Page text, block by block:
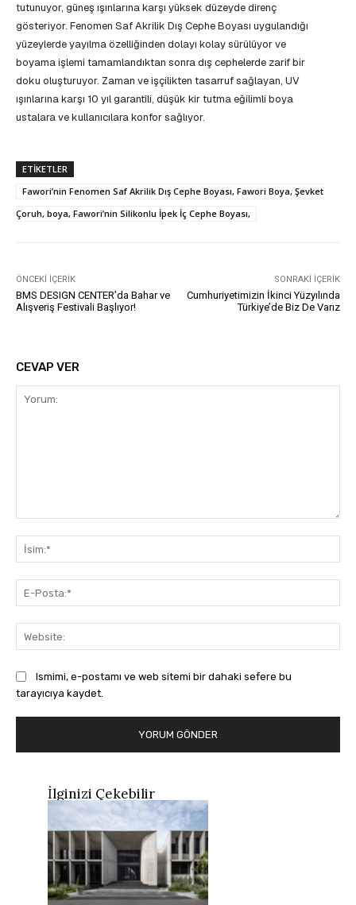
tutunuyor, güneş ışınlarına karşı yüksek düzeyde direnç
gösteriyor. Fenomen Saf Akrilik Dış Cephe Boyası uygulandığı
yüzeylerde yayılma özelliğinden dolayı kolay sürülüyor ve
boyama işlemi tamamlandıktan sonra dış cephelerde zarif bir
doku oluşturuyor. Zaman ve işçilikten tasarruf sağlayan, UV
ışınlarına karşı 10 yıl garantili, düşük kir tutma eğilimli boya
ustalara ve kullanıcılara konfor sağlıyor.
ETIKETLER
Fawori’nin Fenomen Saf Akrilik Dış Cephe Boyası, Fawori Boya, Şevket
Çoruh, boya, Fawori’nin Silikonlu İpek İç Cephe Boyası,
ÖNCEKI İÇERIK
BMS DESIGN CENTER’da Bahar ve
Alışveriş Festivali Başlıyor!
SONRAKI İÇERIK
Cumhuriyetimizin İkinci Yüzyılında
Türkiye’de Biz De Varız
CEVAP VER
Ismimi, e-postamı ve web sitemi bir dahaki sefere bu
tarayıcıya kaydet.
İlginizi Çekebilir